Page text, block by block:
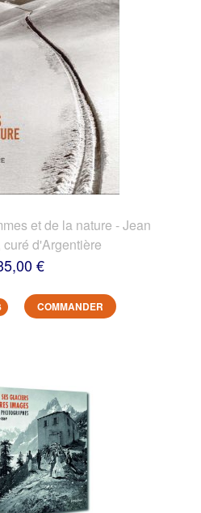
et de la nature - Jean
d'Argentière
€
COMMANDER